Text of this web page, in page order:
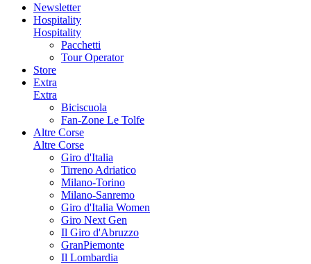
Newsletter
Hospitality
Hospitality
Pacchetti
Tour Operator
Store
Extra
Extra
Biciscuola
Fan-Zone Le Tolfe
Altre Corse
Altre Corse
Giro d'Italia
Tirreno Adriatico
Milano-Torino
Milano-Sanremo
Giro d'Italia Women
Giro Next Gen
Il Giro d'Abruzzo
GranPiemonte
Il Lombardia